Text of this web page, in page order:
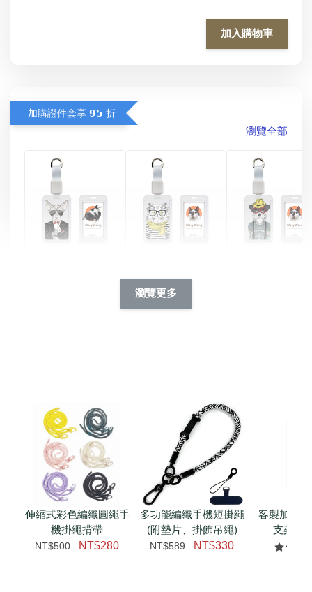
加入購物車
加購證件套享 𝟵𝟱 折
瀏覽全部
件套(附伸縮卡扣)
CSAA05
加入購物車
瀏覽更多
瀏覽更多
伸縮式彩色編織圓繩手
機掛繩揹帶
NT$500 NT$280
多功能編織手機短掛繩
(附墊片、掛飾吊繩)
NT$589 NT$330
客製加購
支架 腕